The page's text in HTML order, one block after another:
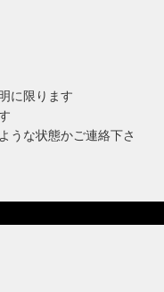
に限ります
うな状態かご連絡下さ